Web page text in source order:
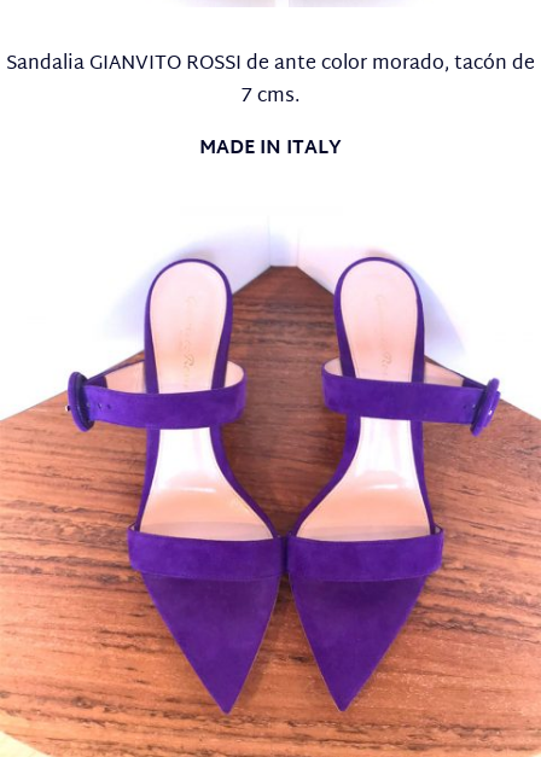
Sandalia GIANVITO ROSSI de ante color morado, tacón de
7 cms.
MADE IN ITALY